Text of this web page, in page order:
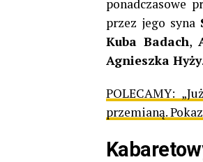
ponadczasowe
przez jego syna
Kuba Badach,
Agnieszka Hyży.
POLECAMY:
przemianą.